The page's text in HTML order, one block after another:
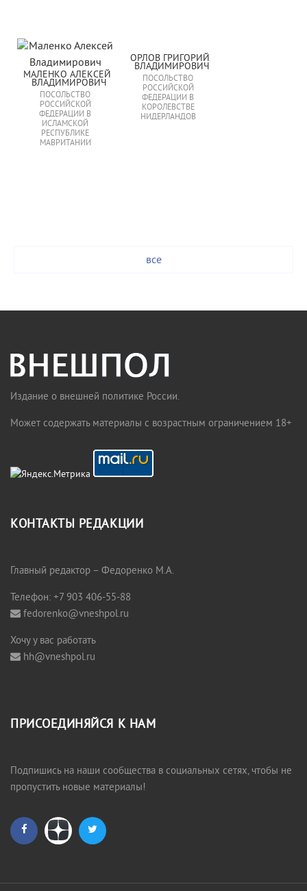
МАЛЕНКО АЛЕКСЕЙ
ВЛАДИМИРОВИЧ
ПОСОЛЬСТВО
РОССИЙСКОЙ
ФЕДЕРАЦИИ В
ИСЛАМСКОЙ
РЕСПУБЛИКЕ
МАВРИТАНИИ
ОРЛОВ ГРИГОРИЙ
ВЛАДИМИРОВИЧ
ПОСОЛЬСТВО
РОССИЙСКОЙ
ФЕДЕРАЦИИ В
КОРОЛЕВСТВЕ
НИДЕРЛАНДОВ
все
Издание о внешней политике России.
Может содержать материалы с возрастным ограничением 18+
КОНТАКТЫ РЕДАКЦИИ
Главный редактор – Федоренко М.А.
Телефон: +7 903 406-55-88
fedorenko@vneshpol.ru
Хочу у вас работать
hh@vneshpol.ru
ПРИСОЕДИНЯЙСЯ К НАМ
Подпишись на наши сообщества в социальных сетях, чтобы не
пропустить новые материалы!